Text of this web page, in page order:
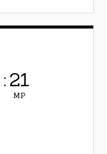
: 20
MP